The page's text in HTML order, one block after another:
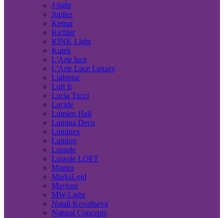
J-light
Jupiter
Kemar
Kichler
KINK Light
Kutek
L'Arte luce
L'Arte Luce Luxury
Lightstar
Loft It
Lucia Tucci
Lucide
Lumien Hall
Lumina Deco
Luminex
Lumion
Lussole
Lussole LOFT
Mantra
MarksLojd
Maytoni
MW-Light
Natali Kovaltseva
Natural Concepts